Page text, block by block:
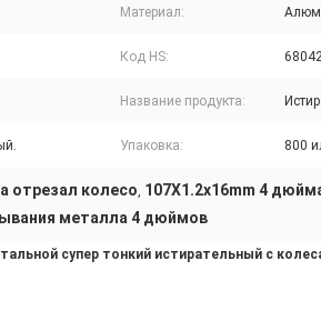
Материал:
Код HS:
Название продукта:
Упаковка: 800
отрезал колесо, 107X1.2x16mm 4
металла 4 дюймов
супер тонкий истирательный с